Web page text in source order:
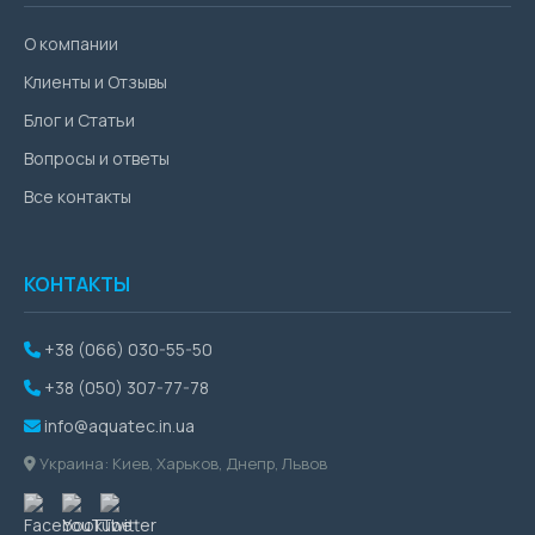
О компании
Клиенты и Отзывы
Блог и Статьи
Вопросы и ответы
Все контакты
КОНТАКТЫ
+38 (066) 030-55-50
+38 (050) 307-77-78
info@aquatec.in.ua
Украина: Киев, Харьков, Днепр, Львов